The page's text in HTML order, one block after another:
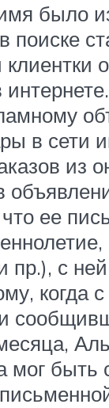
было
в сети
из
ее
пр.), с